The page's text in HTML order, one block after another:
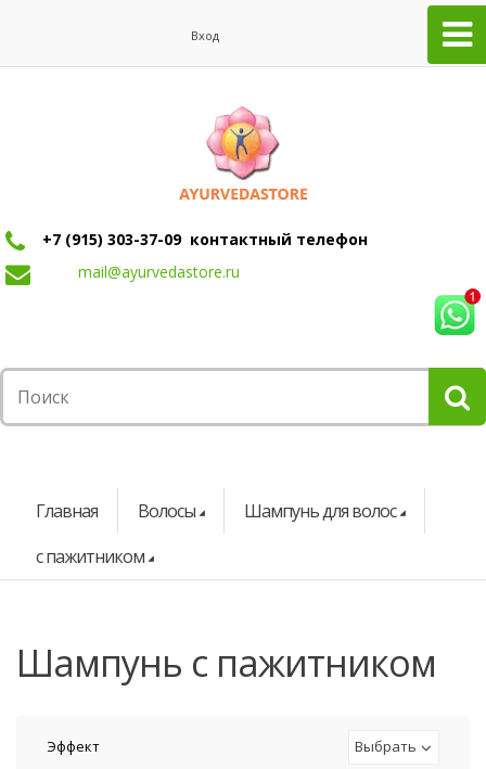
Вход
+7 (915) 303-37-09 контактный телефон
mail@ayurvedastore.ru
Главная Волосы
Шампунь для волос
с пажитником
шампунь с пажитником
Эффект Выбрать